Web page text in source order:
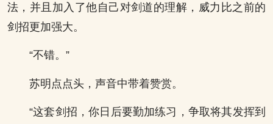
法，并且加入了他自己对剑道的理解，威力比之前的
剑招更加强大。
“不错。”
苏明点点头，声音中带着赞赏。
“这套剑招，你日后要勤加练习，争取将其发挥到